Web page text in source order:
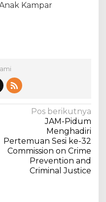
Kampar
Pos berikutnya
JAM-Pidum
Menghadiri
Pertemuan Sesi ke-32
Commission on Crime
Prevention and
Criminal Justice